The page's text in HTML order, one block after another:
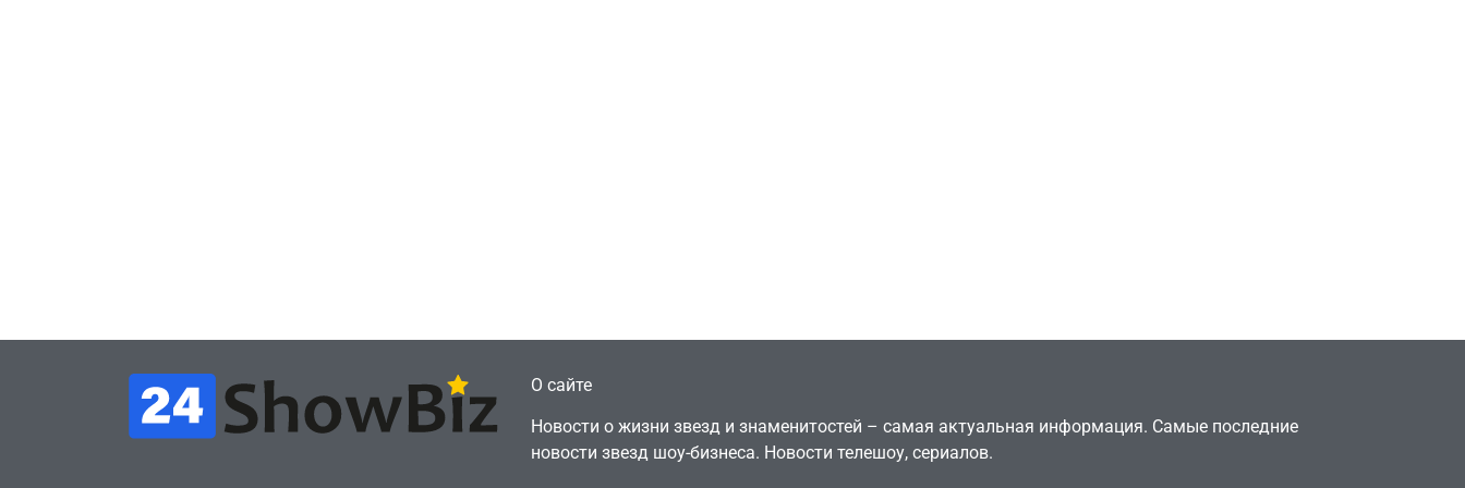
О сайте
Новости о жизни звезд и знаменитостей – самая актуальная информация. Самые последние
новости звезд шоу-бизнеса. Новости телешоу, сериалов.